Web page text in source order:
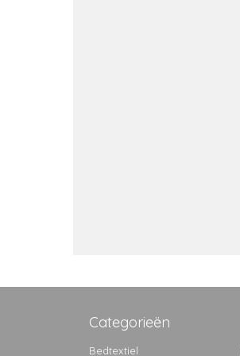
Categorieën
Bedtextiel